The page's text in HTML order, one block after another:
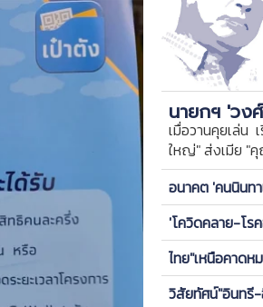
นายกฯ 'วง
เมื่อวานคุยเล่น
ใหญ่" ส่งเมีย "
ของพรรค ให้ลู
ซีเครียดซักนิด
อนาคต 'คนนินท
'โควิดคลาย-โร
ไทย"เหนือคาดห
วิสัยทัศน์"อินทรี